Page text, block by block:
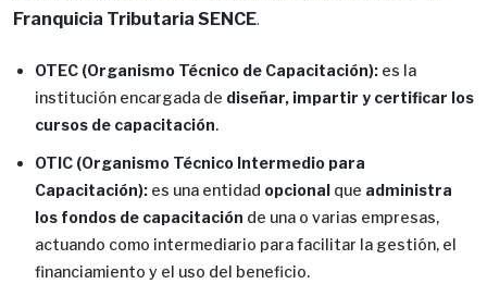
Franquicia Tributaria SENCE.
OTEC (Organismo Técnico de Capacitación): es la
institución encargada de diseñar, impartir y certificar los
cursos de capacitación.
OTIC (Organismo Técnico Intermedio para
Capacitación): es una entidad opcional que administra
los fondos de capacitación de una o varias empresas,
actuando como intermediario para facilitar la gestión, el
financiamiento y el uso del beneficio.